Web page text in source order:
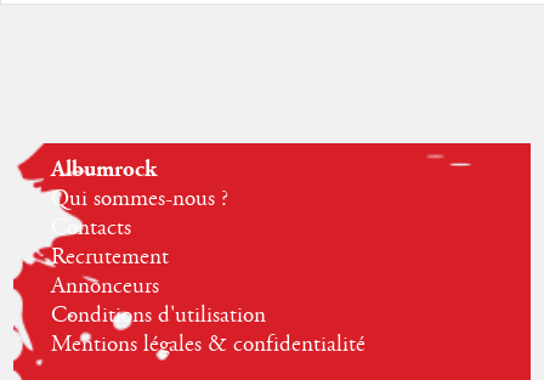
Albumrock
Qui sommes-nous ?
Contacts
Recrutement
Annonceurs
Conditions d'utilisation
Mentions légales & confidentialité